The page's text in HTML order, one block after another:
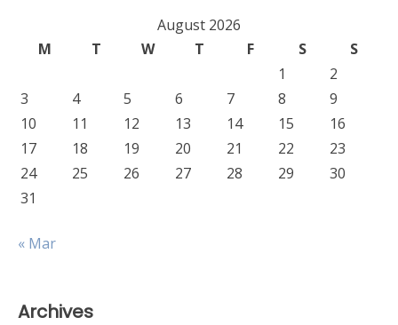
August 2026
M
T W T F S
S
1
2
3
4 5 6 7 8
9
10
11 12 13 14 15
16
17
18 19 20 21 22
23
24
25 26 27 28 29
30
31
« Mar
Archives